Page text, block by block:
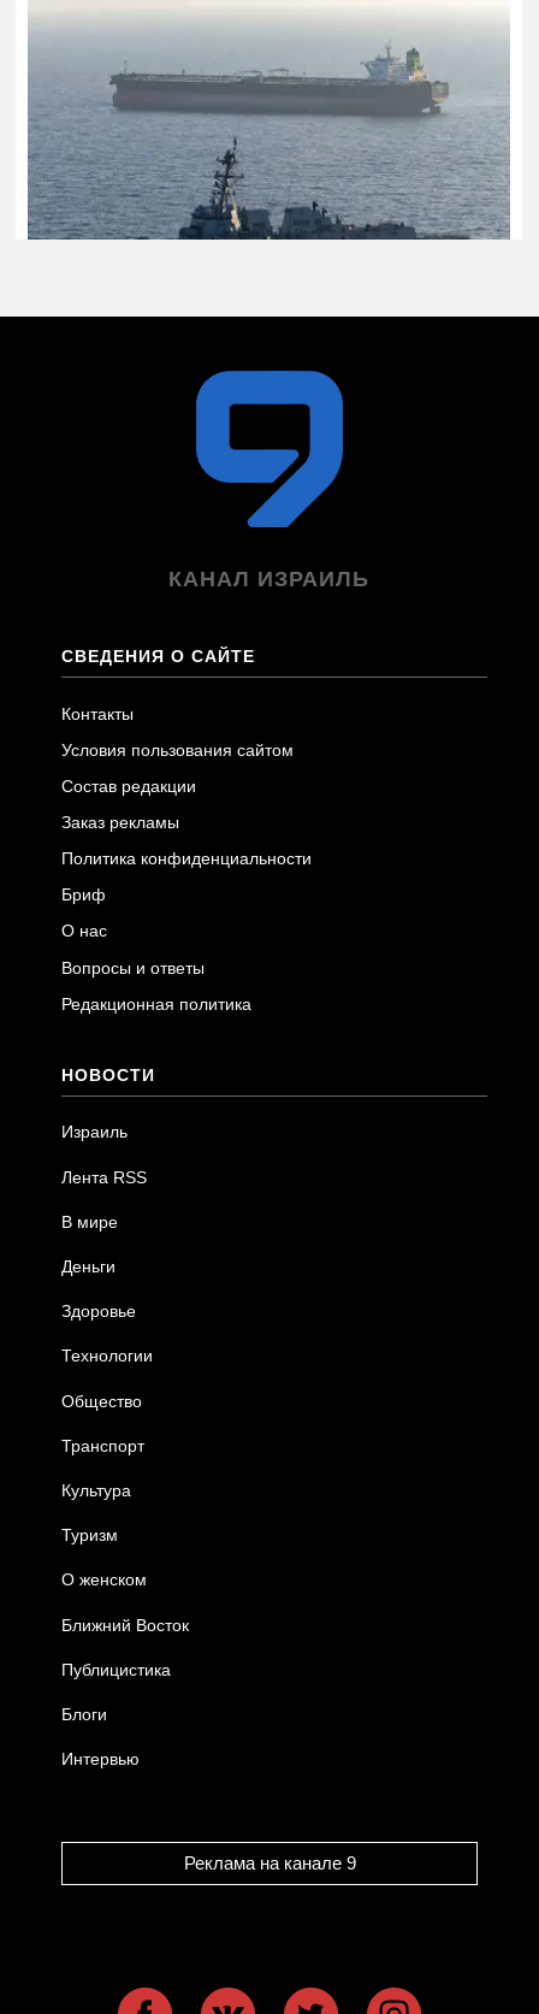
КАНАЛ ИЗРАИЛЬ
СВЕДЕНИЯ О САЙТЕ
Контакты
Условия пользования сайтом
Состав редакции
Заказ рекламы
Политика конфиденциальности
Бриф
О нас
Вопросы и ответы
Редакционная политика
НОВОСТИ
Израиль
Лента RSS
В мире
Деньги
Здоровье
Технологии
Общество
Транспорт
Культура
Туризм
О женском
Ближний Восток
Публицистика
Блоги
Интервью
Реклама на канале 9